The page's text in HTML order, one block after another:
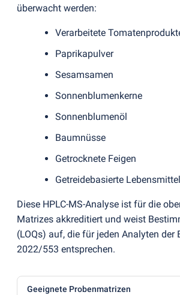
überwacht werden:
Verarbeitete
Paprikapulver
Sesamsamen
Sonnenblumenkerne
Sonnenblumenöl
Baumnüsse
Getrocknete Feigen
Getreidebasierte
Diese HPLC-MS-Analyse ist für die
Matrizes akkreditiert und weist
(LOQs) auf, die für jeden Analyten der
2022/553 entsprechen.
Geeignete Probenmatrizen